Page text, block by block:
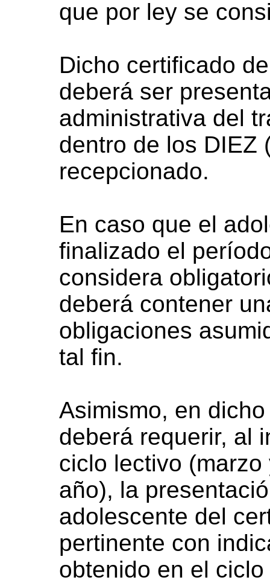
que por ley se
Dicho certificado
deberá ser
administrativa del
dentro de los DIEZ
recepcionado.
En caso que el
finalizado el
considera
deberá contener
obligaciones
tal fin.
Asimismo, en
deberá requerir, al
ciclo lectivo
año), la
adolescente del
pertinente con
obtenido en el